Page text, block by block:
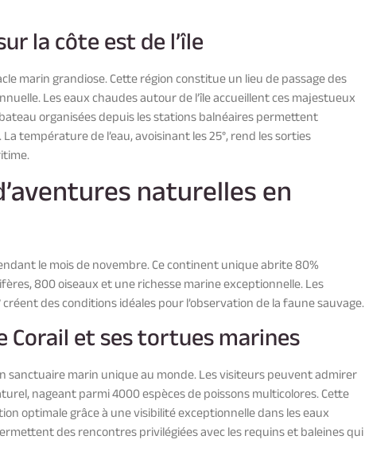
la côte est de l’île
marin grandiose. Cette région constitue un lieu de passage des
Les eaux chaudes autour de l’île accueillent ces majestueux
organisées depuis les stations balnéaires permettent
température de l’eau, avoisinant les 25°, rend les sorties
naturelles en
le mois de novembre. Ce continent unique abrite 80%
800 oiseaux et une richesse marine exceptionnelle. Les
des conditions idéales pour l’observation de la faune sauvage.
Corail et ses tortues marines
sanctuaire marin unique au monde. Les visiteurs peuvent admirer
nageant parmi 4000 espèces de poissons multicolores. Cette
optimale grâce à une visibilité exceptionnelle dans les eaux
des rencontres privilégiées avec les requins et baleines qui